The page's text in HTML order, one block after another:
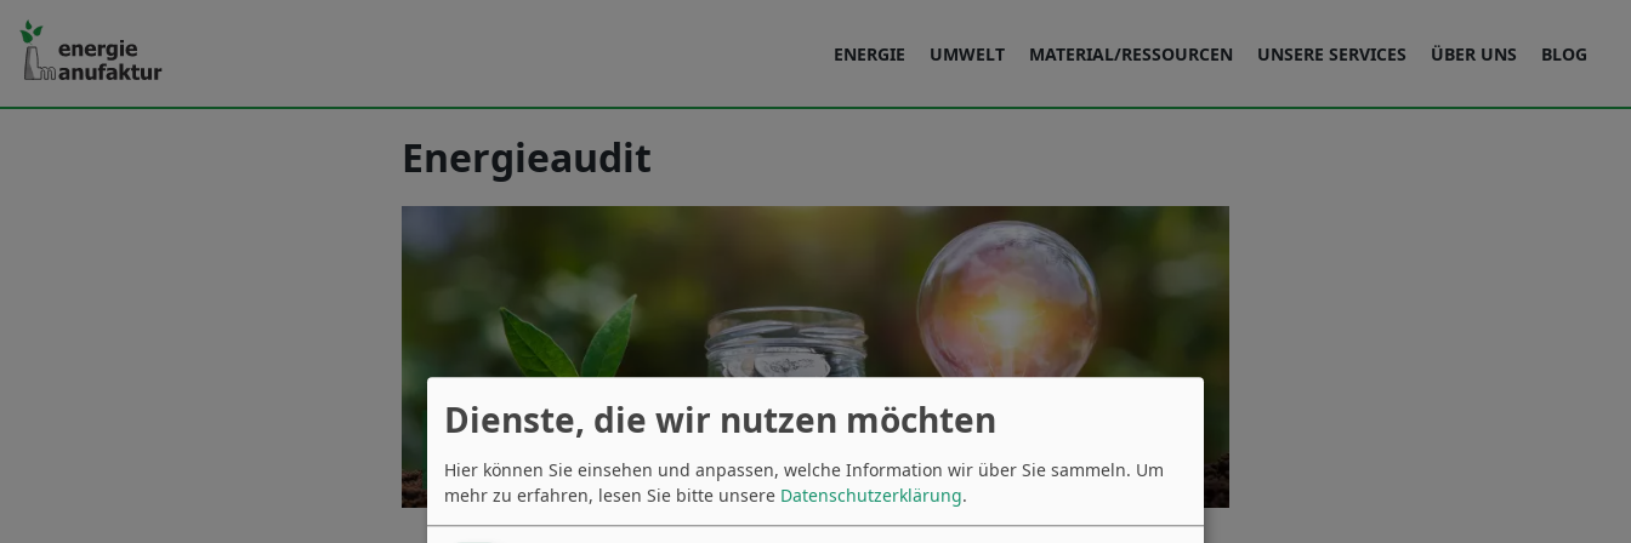
ENERGIE UMWELT MATERIAL/RESSOURCEN UNSERE SERVICES ÜBER UNS BLOG
Energieaudit
Dienste, die wir nutzen möchten
Hier können Sie einsehen und anpassen, welche Information wir über Sie sammeln. Um
mehr zu erfahren, lesen Sie bitte unsere Datenschutzerklärung.